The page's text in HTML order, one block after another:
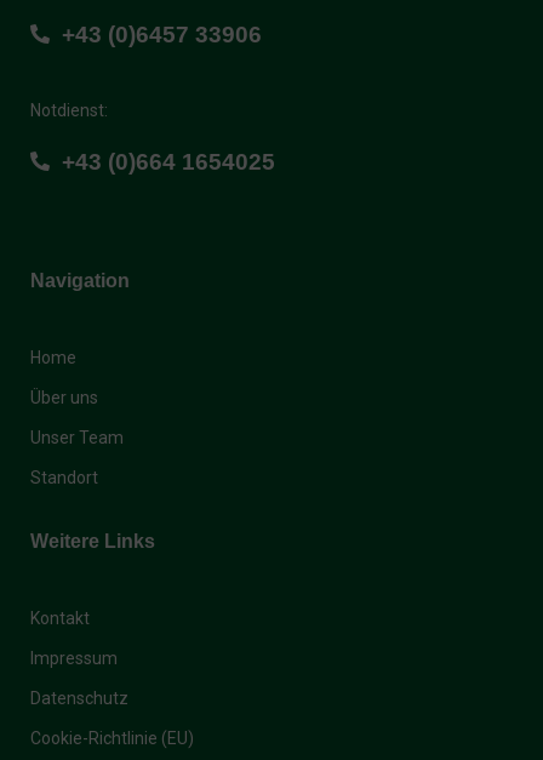
+43 (0)6457 33906
Notdienst:
+43 (0)664 1654025
Navigation
Home
Über uns
Unser Team
Standort
Weitere Links
Kontakt
Impressum
Datenschutz
Cookie-Richtlinie (EU)